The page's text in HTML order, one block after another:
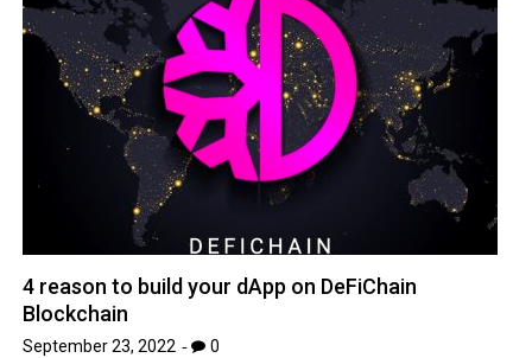
4 reason to build your dApp on DeFiChain
Blockchain
September 23, 2022 0